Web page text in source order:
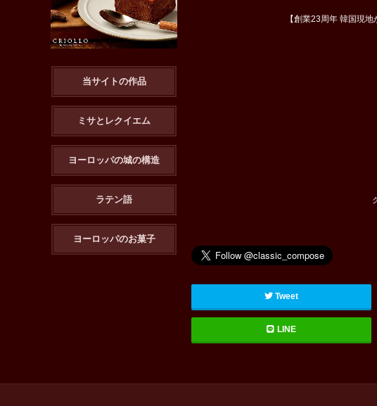
【創業23周年 韓国現
Tweet
LINE
当サイトの作品
ミサとレクイエム
ヨーロッパの城の構造
ラテン語
ヨーロッパのお菓子